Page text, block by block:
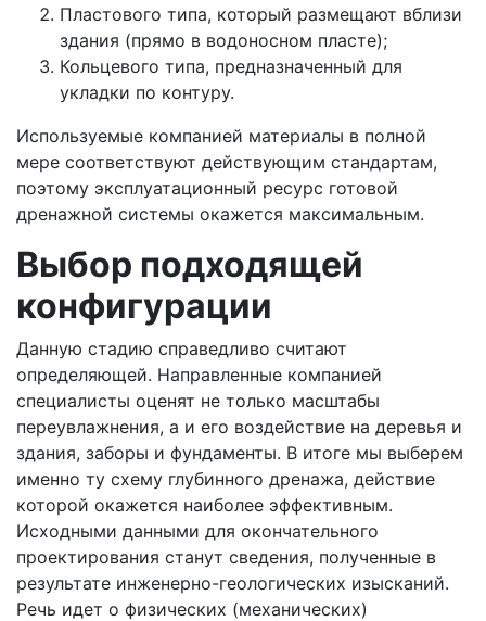
Пластового типа, который размещают вблизи
здания (прямо в водоносном пласте);
Кольцевого типа, предназначенный для
укладки по контуру.
Используемые компанией материалы в полной
мере соответствуют действующим стандартам,
поэтому эксплуатационный ресурс готовой
дренажной системы окажется максимальным.
Выбор подходящей
конфигурации
Данную стадию справедливо считают
определяющей. Направленные компанией
специалисты оценят не только масштабы
переувлажнения, а и его воздействие на деревья и
здания, заборы и фундаменты. В итоге мы выберем
именно ту схему глубинного дренажа, действие
которой окажется наиболее эффективным.
Исходными данными для окончательного
проектирования станут сведения, полученные в
результате инженерно-геологических изысканий.
Речь идет о физических (механических)